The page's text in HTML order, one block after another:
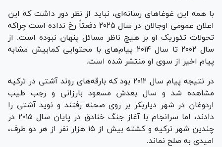
با همه این غوغا‌های رسانه‌ای، نباید از نظر دور داشت که این
اعلان عمومی اوجالان در سال ۲۰۲۵ دفعتاً رخ نداده است چراکه
تحولات تئوریک او بر هیچ ناظر مسائل پنهان نبوده است. از
سال ۲۰۰۲ تا سال ۲۰۱۴ پیام‌های با محتوایی کمابیش مشابه
پیام اخیر از سوی او منتشر شده است.
در نتیجه پیام سال ۲۰۱۲ بود که بارقه‌های روند آشتی در ترکیه
مشاهده شد و سال بعدش مسعود بارزانی و رجب طیب
اردوغان در شهر دیاربکر بر روی صحنه رفتند و نوید آشتی را
دادند، اما سرانجام با آغاز جنگ خنادق در پایان سال ۲۰۱۵ در
چندین شهر ترکیه و کشته بیش از ۱۵ هزار نفر از هر دو طرف،
امیدی به صلح نماند.